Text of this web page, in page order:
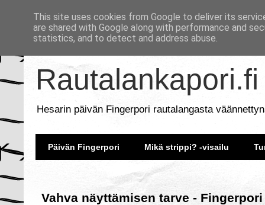
Rautalankapori.fi
Hesarin päivän Fingerpori rautalangasta
Päivän Fingerpori Mikä strippi? -visailu
Vahva näyttämisen tarve -
This site uses cookies from Google to deliver its
are shared with Google along with performance and
statistics, and to detect and address abuse.